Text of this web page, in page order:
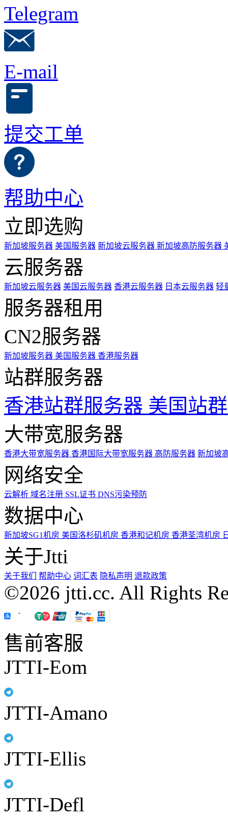
Telegram
E-mail
提交工单
帮助中心
立即选购
新加坡服务器 美国服务器 新加坡云服务器 新加坡高防服务器
云服务器
新加坡云服务器 美国云服务器 香港云服务器 日本云服务器 轻
服务器租用
CN2服务器
新加坡服务器 美国服务器 香港服务器
站群服务器
香港站群服务器 美国站
大带宽服务器
香港大带宽服务器 香港国际大带宽服务器 高防服务器 新加坡
网络安全
云解析 域名注册 SSL证书 DNS污染预防
数据中心
新加坡SG1机房 美国洛杉矶机房 香港和记机房 香港荃湾机房
关于Jtti
关于我们 帮助中心 词汇表 隐私声明 退款政策
©2026 jtti.cc. All Rights
售前客服
JTTI-Eom
JTTI-Amano
JTTI-Ellis
JTTI-Defl